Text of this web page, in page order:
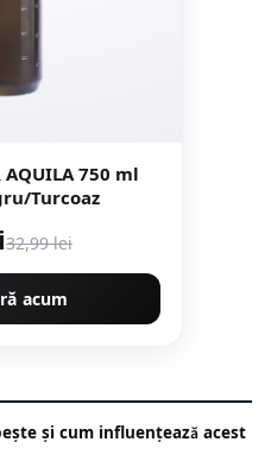
AQUILA 750 ml
Turcoaz
32,99 lei
acum
și cum influențează acest